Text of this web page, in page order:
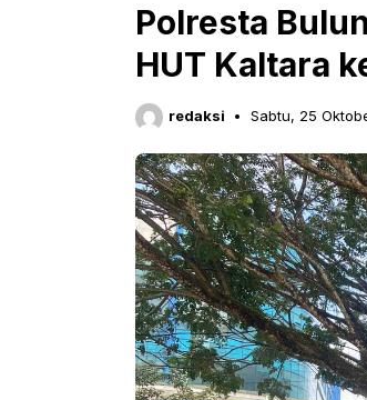
Polresta
HUT Kaltara
redaksi Sabtu, 25